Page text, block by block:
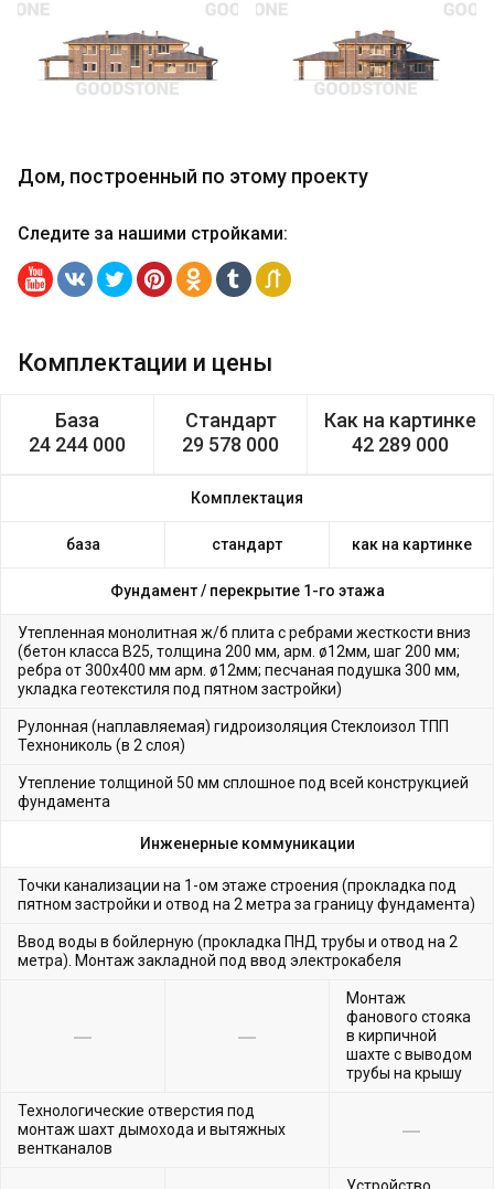
Дом, построенный по этому проекту
Следите за нашими стройками:
Комплектации и цены
База
24 244 000
Стандарт
29 578 000
Как на картинке
42 289 000
Комплектация
база стандарт как на картинке
Фундамент / перекрытие 1-го этажа
Утепленная монолитная ж/б плита с ребрами жесткости вниз
(бетон класса В25, толщина 200 мм, арм. ø12мм, шаг 200 мм;
ребра от 300х400 мм арм. ø12мм; песчаная подушка 300 мм,
укладка геотекстиля под пятном застройки)
Рулонная (наплавляемая) гидроизоляция Стеклоизол ТПП
Технониколь (в 2 слоя)
Утепление толщиной 50 мм сплошное под всей конструкцией
фундамента
Инженерные коммуникации
Точки канализации на 1-ом этаже строения (прокладка под
пятном застройки и отвод на 2 метра за границу фундамента)
Ввод воды в бойлерную (прокладка ПНД трубы и отвод на 2
метра). Монтаж закладной под ввод электрокабеля
Монтаж
фанового стояка
в кирпичной
шахте с выводом
трубы на крышу
Технологические отверстия под
монтаж шахт дымохода и вытяжных
вентканалов